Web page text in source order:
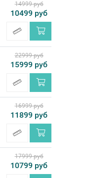
14999 руб
10499 руб
22999 руб
15999 руб
16999 руб
11899 руб
17999 руб
10799 руб